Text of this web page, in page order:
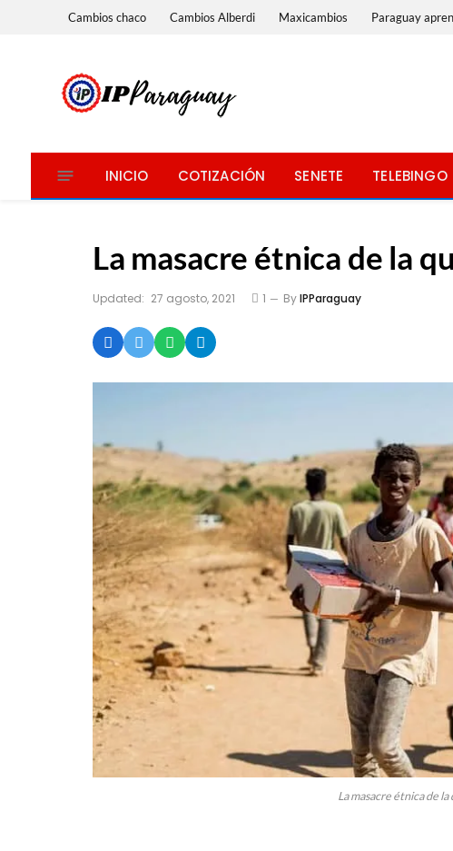
Cambios chaco Cambios Alberdi Maxicambios Paraguay
INICIO COTIZACIÓN SENETE TELEBINGO
La masacre étnica de la
Updated: 27 agosto, 2021 1 ByIPParaguay
La masacre étnica de